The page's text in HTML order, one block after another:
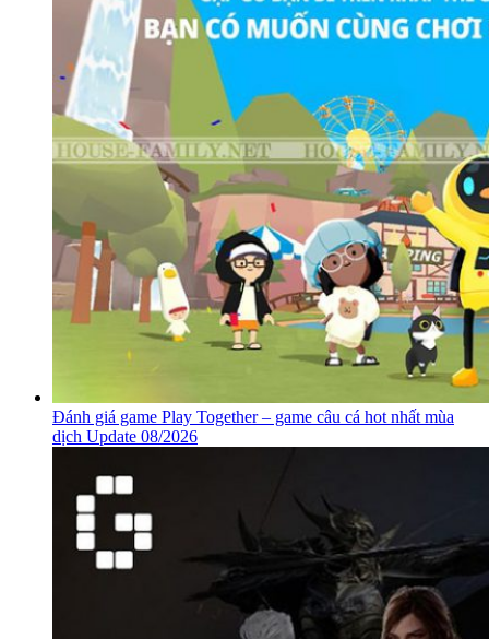
Đánh giá game Play Together – game câu cá hot nhất mùa
dịch Update 08/2026